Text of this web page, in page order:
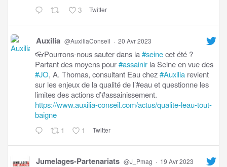
3 Twitter
Auxilia @AuxiliaConseil · 20 Avr 2023
👓Pourrons-nous sauter dans la#seinecet été ?
Partant des moyens pour#assainir la Seine en vue des
#JO, A. Thomas, consultant Eau chez#Auxilia revient
sur les enjeux de la qualité de l’#eau et questionne les
limites des actions d’#assainissement.
https://www.auxilia-conseil.com/actus/qualite-leau-tout-
baigne
1 1 Twitter
Jumelages-Partenariats @J_Pmag · 19 Avr 2023